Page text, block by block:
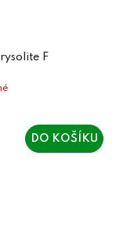
F
DO KOŠÍKU